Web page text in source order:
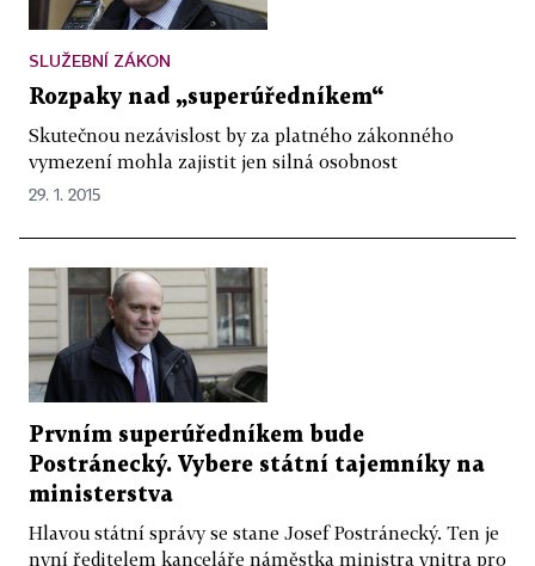
SLUŽEBNÍ ZÁKON
Rozpaky nad „superúředníkem“
Skutečnou nezávislost by za platného zákonného
vymezení mohla zajistit jen silná osobnost
29. 1. 2015
Prvním superúředníkem bude
Postránecký. Vybere státní tajemníky na
ministerstva
Hlavou státní správy se stane Josef Postránecký. Ten je
nyní ředitelem kanceláře náměstka ministra vnitra pro